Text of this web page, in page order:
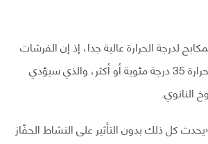
لدرجة الحرارة عالية جدا، إذ إن الفرشات
تنكمش فورا عند درجة حرارة 35 درجة مئوية أو أكثر، والذي سيؤدي
النانوي.
كل ذلك بدون التأثير على النشاط الحفّاز